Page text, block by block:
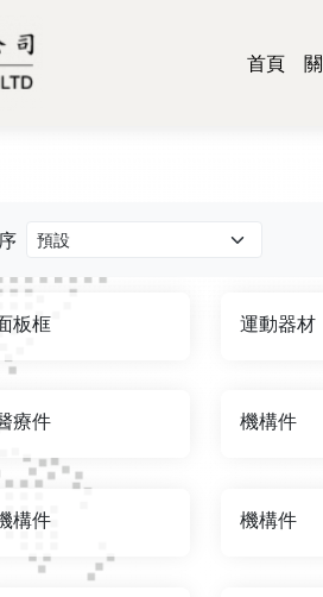
首頁
板框 運動器材
療件 機構件
構件 機構件